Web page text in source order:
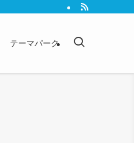
テーマパーク